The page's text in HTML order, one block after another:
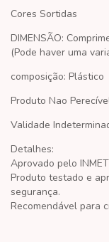
Cores Sortidas
DIMENSÃO:
(Pode haver uma
composição: Plástico
Produto Nao
Validade
Detalhes:
Aprovado pelo
Produto testado e
segurança.
Recomendável para